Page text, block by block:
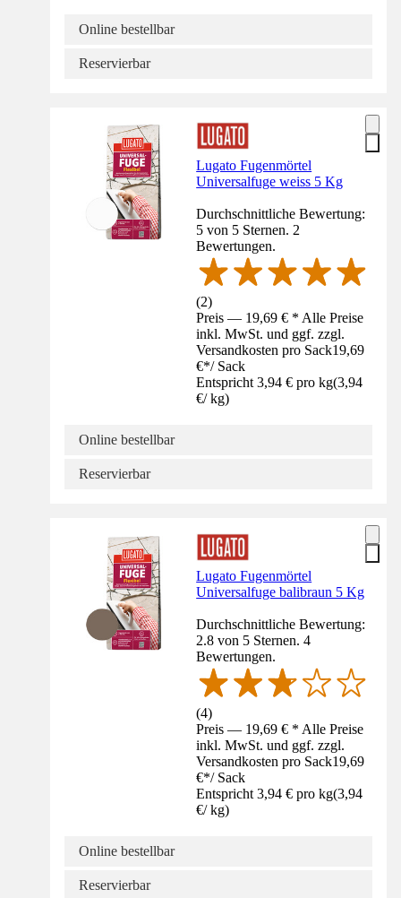
Online bestellbar
Reservierbar
Lugato Fugenmörtel
Universalfuge weiss 5 Kg
Durchschnittliche Bewertung:
5 von 5 Sternen. 2
Bewertungen.
(2)
Preis — 19,69 € * Alle Preise
inkl. MwSt. und ggf. zzgl.
Versandkosten pro Sack19,69
€*/ Sack
Entspricht 3,94 € pro kg(3,94
€/ kg)
Online bestellbar
Reservierbar
Lugato Fugenmörtel
Universalfuge balibraun 5 Kg
Durchschnittliche Bewertung:
2.8 von 5 Sternen. 4
Bewertungen.
(4)
Preis — 19,69 € * Alle Preise
inkl. MwSt. und ggf. zzgl.
Versandkosten pro Sack19,69
€*/ Sack
Entspricht 3,94 € pro kg(3,94
€/ kg)
Online bestellbar
Reservierbar